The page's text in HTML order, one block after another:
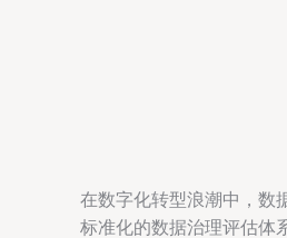
在数字化转型浪潮中，数
标准化的数据治理评估体